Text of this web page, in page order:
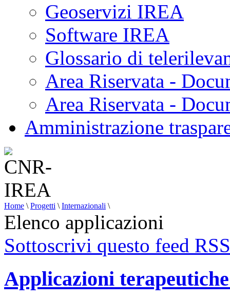
Geoservizi IREA
Software IREA
Glossario di
Area Riservata -
Area Riservata -
Amministrazione
Home \ Progetti \ Internazionali \
Elenco applicazioni
Sottoscrivi questo feed RSS
Applicazioni